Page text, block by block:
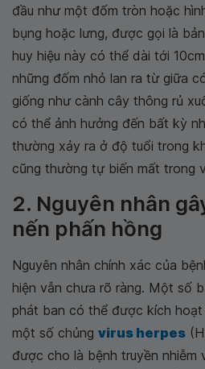
đầu như một đốm tròn hoặc
bụng hoặc lưng, được gọi là
huy hiệu này có thể dài tới
những đốm nhỏ lan ra từ giữa
giống như cành cây thông rủ
có thể ảnh hưởng đến bất kỳ
thường xảy ra ở độ tuổi trong
cũng thường tự biến mất trong
2. Nguyên nhân
nến phấn hồng
Nguyên nhân chính xác của
hiện vẫn chưa rõ ràng. Một số
phát ban có thể được kích hoạt
một số chủng virus herpes
được cho là bệnh truyền nhiễm